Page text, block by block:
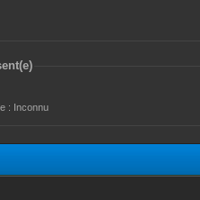
: Inconnu